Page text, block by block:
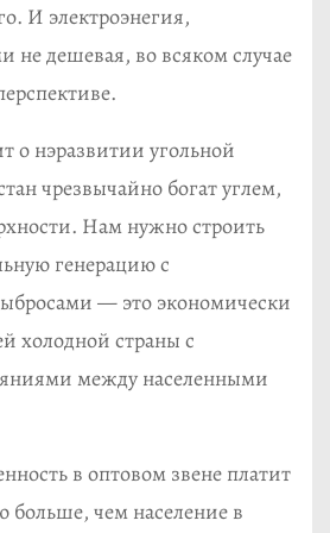
И электроэнегия,
не дешевая, во всяком случае
о нэразвитии угольной
чрезвычайно богат углем,
Нам нужно строить
генерацию с
— это экономически
холодной страны с
между населенными
в оптовом звене платит
больше, чем население в